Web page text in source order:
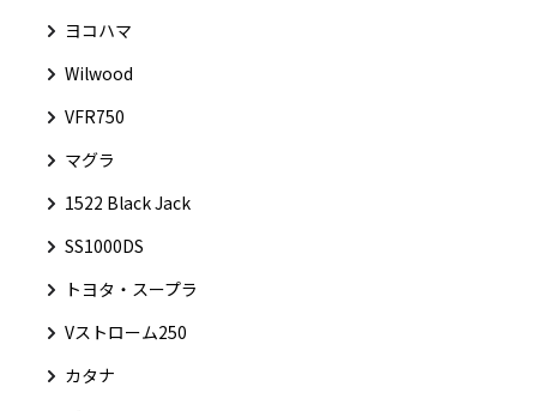
ヨコハマ
Wilwood
VFR750
マグラ
1522 Black Jack
SS1000DS
トヨタ・スープラ
Vストローム250
カタナ